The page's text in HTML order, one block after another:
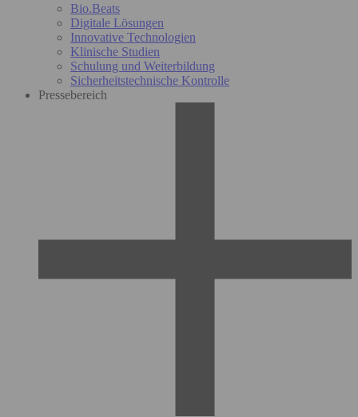
Bio.Beats
Digitale Lösungen
Innovative Technologien
Klinische Studien
Schulung und Weiterbildung
Sicherheitstechnische Kontrolle
Pressebereich